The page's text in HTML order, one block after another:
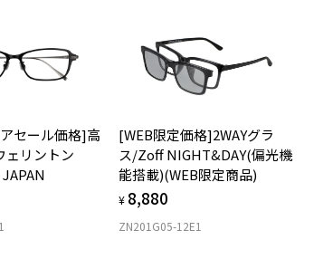
：約148mm
外した重さ
デモレンズ、アタッチメント込みの重さ
り具合調整無料
歪みやかかり具合の調整・クリーニングは、全国の
もっと見る
準セットレンズ）へ無料交換いただけます。
定いただけます
舗にて度数を測定いただけます（無料）。
をダウンロードしてお使いください。
セール価格]高
ェリントン
[WEB限定価格]2WAYグラ
ス/Zoff NIGHT&DAY(偏光機
能搭載)(WEB限定商品)
¥ 8,880
ZN201G05-12E1